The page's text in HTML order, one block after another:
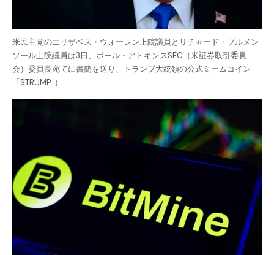
米民主党のエリザベス・ウォーレン上院議員とリチャード・ブルメン
ソール上院議員は3日、ポール・アトキンスSEC（米証券取引委員
会）委員長宛てに書簡を送り、トランプ大統領の公式ミームコイン
「$TRUMP（…